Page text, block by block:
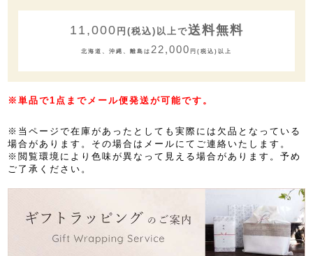
11,000 円(税込)以上で送料無料
北海道、沖縄、離島は 22,000 円(税込)以上
※単品で1点までメール便発送が可能です。
※当ページで在庫があったとしても実際には欠品となっている
場合があります。その場合はメールにてご連絡いたします。
※閲覧環境により色味が異なって見える場合があります。予め
ご了承ください。